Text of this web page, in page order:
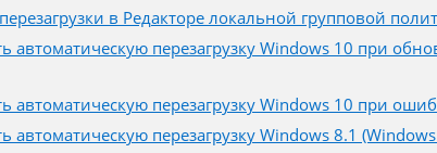
в Редакторе локальной групповой
автоматическую перезагрузку Windows 10 при
автоматическую перезагрузку Windows 10 при
автоматическую перезагрузку Windows 8.1